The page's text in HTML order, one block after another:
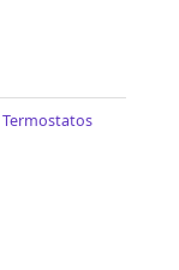
Termostatos